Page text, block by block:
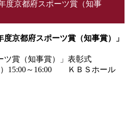
度京都府スポーツ賞（知事
京都府スポーツ賞（知事賞）」
ツ賞（知事賞）」表彰式
）15:00～16:00 ＫＢＳホール